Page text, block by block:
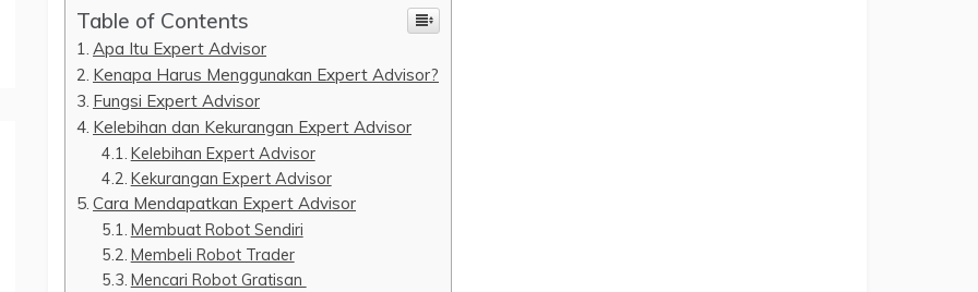
Table of Contents
Apa Itu Expert Advisor
Kenapa Harus Menggunakan Expert Advisor?
Fungsi Expert Advisor
Kelebihan dan Kekurangan Expert Advisor
Kelebihan Expert Advisor
Kekurangan Expert Advisor
Cara Mendapatkan Expert Advisor
Membuat Robot Sendiri
Membeli Robot Trader
Mencari Robot Gratisan